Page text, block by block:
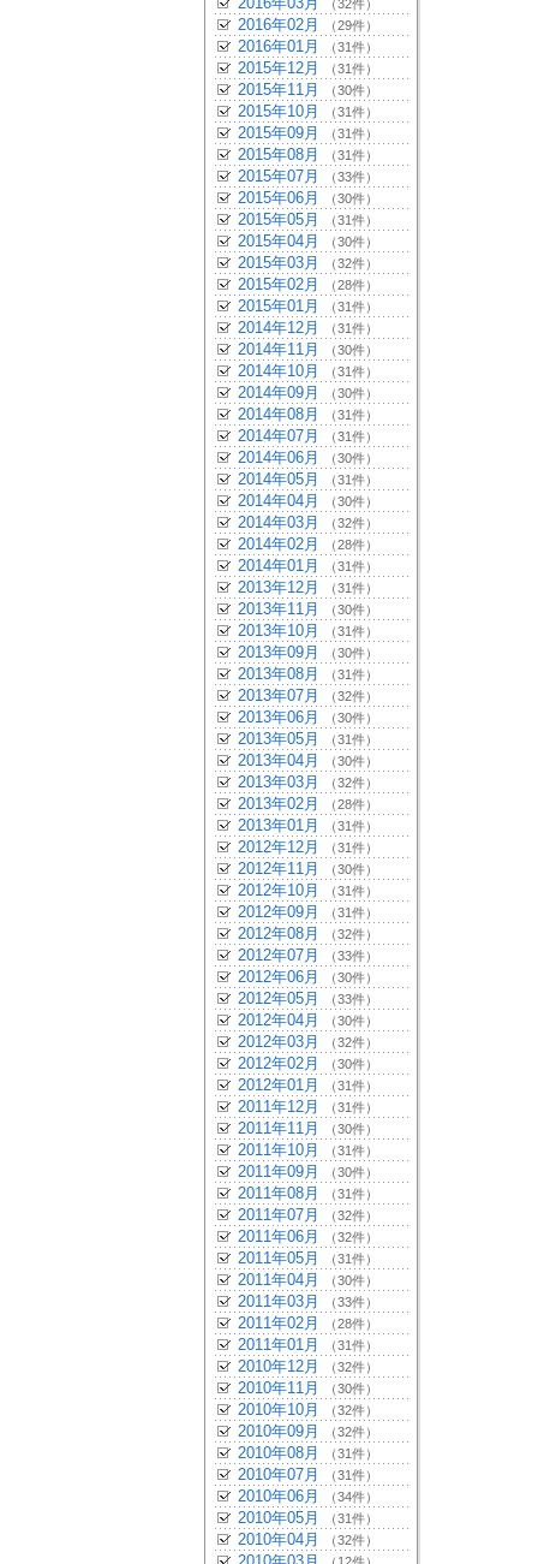
（32件）
2016年02月 （29件）
2016年01月 （31件）
2015年12月 （31件）
2015年11月 （30件）
2015年10月 （31件）
2015年09月 （31件）
2015年08月 （31件）
2015年07月 （33件）
2015年06月 （30件）
2015年05月 （31件）
2015年04月 （30件）
2015年03月 （32件）
2015年02月 （28件）
2015年01月 （31件）
2014年12月 （31件）
2014年11月 （30件）
2014年10月 （31件）
2014年09月 （30件）
2014年08月 （31件）
2014年07月 （31件）
2014年06月 （30件）
2014年05月 （31件）
2014年04月 （30件）
2014年03月 （32件）
2014年02月 （28件）
2014年01月 （31件）
2013年12月 （31件）
2013年11月 （30件）
2013年10月 （31件）
2013年09月 （30件）
2013年08月 （31件）
2013年07月 （32件）
2013年06月 （30件）
2013年05月 （31件）
2013年04月 （30件）
2013年03月 （32件）
2013年02月 （28件）
2013年01月 （31件）
2012年12月 （31件）
2012年11月 （30件）
2012年10月 （31件）
2012年09月 （31件）
2012年08月 （32件）
2012年07月 （33件）
2012年06月 （30件）
2012年05月 （33件）
2012年04月 （30件）
2012年03月 （32件）
2012年02月 （30件）
2012年01月 （31件）
2011年12月 （31件）
2011年11月 （30件）
2011年10月 （31件）
2011年09月 （30件）
2011年08月 （31件）
2011年07月 （32件）
2011年06月 （32件）
2011年05月 （31件）
2011年04月 （30件）
2011年03月 （33件）
2011年02月 （28件）
2011年01月 （31件）
2010年12月 （32件）
2010年11月 （30件）
2010年10月 （32件）
2010年09月 （32件）
2010年08月 （31件）
2010年07月 （31件）
2010年06月 （34件）
2010年05月 （31件）
2010年04月 （32件）